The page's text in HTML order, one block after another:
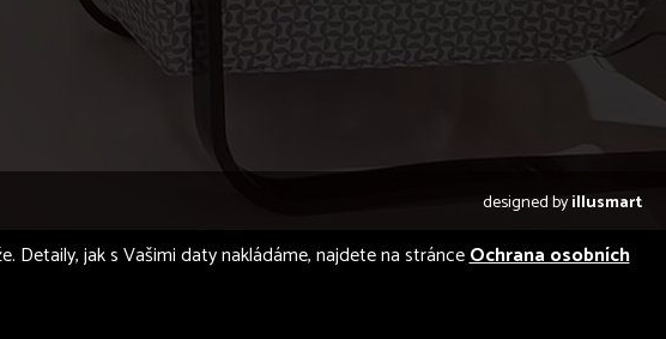
designed byillusmart
Detaily, jak s Vašimi daty nakládáme, najdete na stránceOchrana osobních